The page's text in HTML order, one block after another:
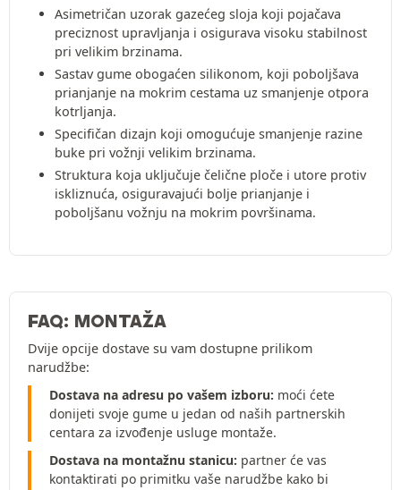
Asimetričan uzorak gazećeg sloja koji pojačava
preciznost upravljanja i osigurava visoku stabilnost
pri velikim brzinama.
Sastav gume obogaćen silikonom, koji poboljšava
prianjanje na mokrim cestama uz smanjenje otpora
kotrljanja.
Specifičan dizajn koji omogućuje smanjenje razine
buke pri vožnji velikim brzinama.
Struktura koja uključuje čelične ploče i utore protiv
iskliznuća, osiguravajući bolje prianjanje i
poboljšanu vožnju na mokrim površinama.
FAQ: MONTAŽA
Dvije opcije dostave su vam dostupne prilikom
narudžbe:
Dostava na adresu po vašem izboru: moći ćete
donijeti svoje gume u jedan od naših partnerskih
centara za izvođenje usluge montaže.
Dostava na montažnu stanicu: partner će vas
kontaktirati po primitku vaše narudžbe kako bi